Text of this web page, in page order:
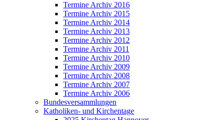
Termine Archiv 2016
Termine Archiv 2015
Termine Archiv 2014
Termine Archiv 2013
Termine Archiv 2012
Termine Archiv 2011
Termine Archiv 2010
Termine Archiv 2009
Termine Archiv 2008
Termine Archiv 2007
Termine Archiv 2006
Bundesversammlungen
Katholiken- und Kirchentage